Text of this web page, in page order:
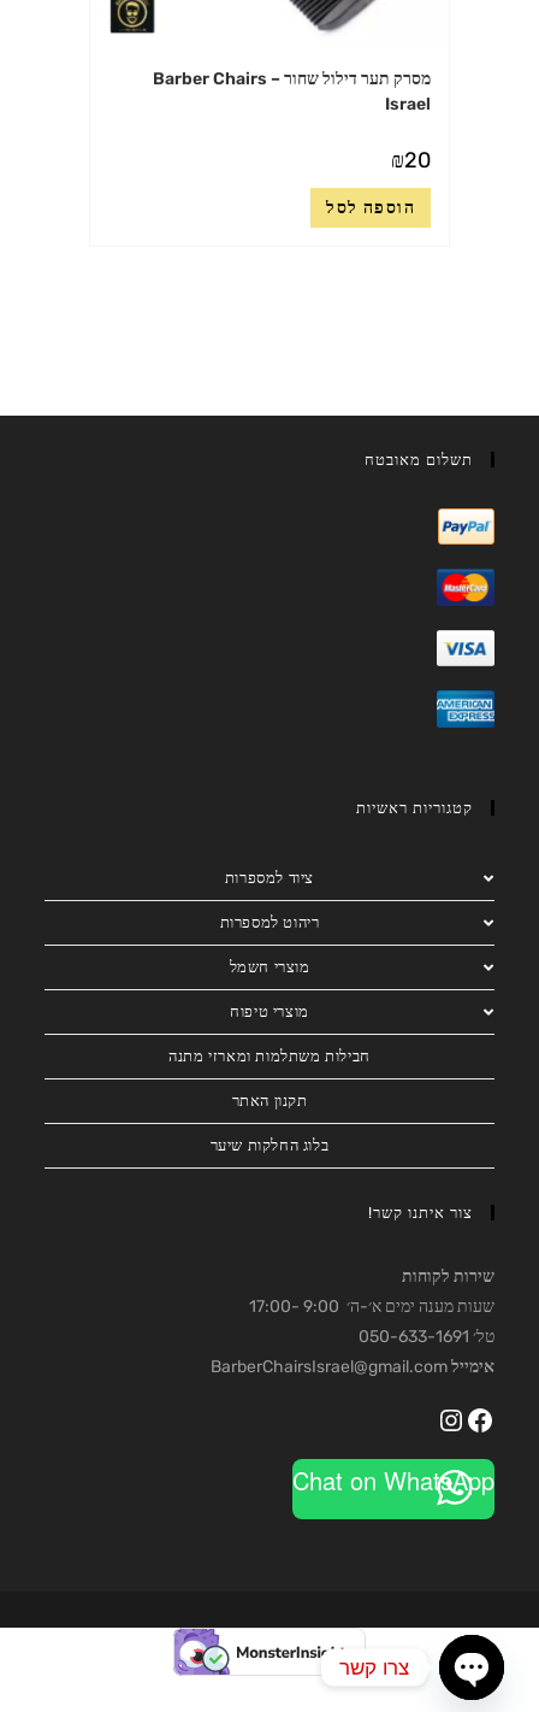
מסרק תער דילול שחור – Barber Chairs
Israel
₪20
הוספה לסל
תשלום מאובטח
קטגוריות ראשיות
ציוד למספרות
ריהוט למספרות
מוצרי חשמל
מוצרי טיפוח
חבילות משתלמות ומארזי מתנה
תקנון האתר
בלוג החלקות שיער
צור איתנו קשר!
שירות לקוחות
שעות מענה ימים א׳-ה׳ 9:00 -17:00
טל׳ 050-633-1691
אימיילBarberChairsIsrael@gmail.com
Facebook
Instagram
Chat on WhatsApp
צרו קשר